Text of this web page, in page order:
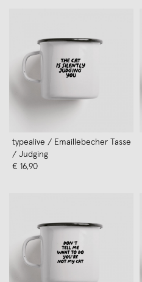
typealive / Emaillebecher Tasse
/ Judging
€ 16,90